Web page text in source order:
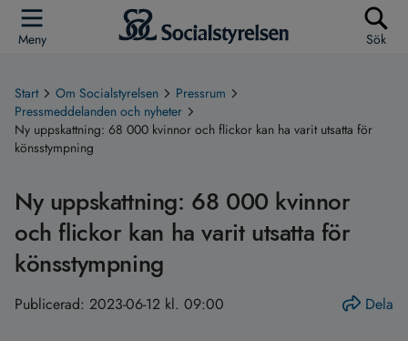
Meny Sök
Start Om Socialstyrelsen
Pressrum
Pressmeddelanden och nyheter
Ny uppskattning: 68 000 kvinnor och flickor kan ha varit utsatta för
könsstympning
Ny uppskattning: 68 000 kvinnor
och flickor kan ha varit utsatta för
könsstympning
Publicerad: 2023-06-12 kl. 09:00 Dela